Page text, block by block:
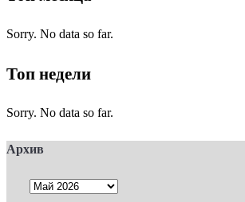
Sorry. No data so far.
Топ недели
Sorry. No data so far.
Архив